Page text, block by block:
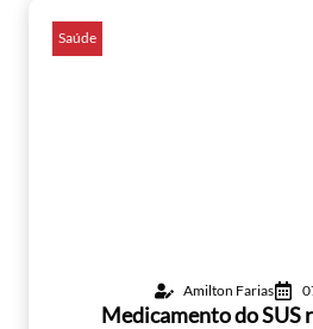
Saúde
Amilton Farias
Medicamento do SUS